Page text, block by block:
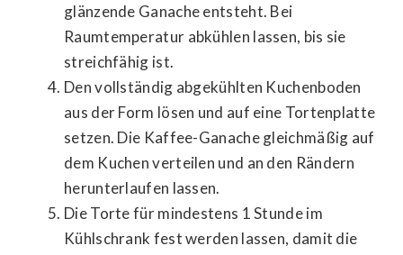
glänzende Ganache entsteht. Bei
Raumtemperatur abkühlen lassen, bis sie
streichfähig ist.
Den vollständig abgekühlten Kuchenboden
aus der Form lösen und auf eine Tortenplatte
setzen. Die Kaffee-Ganache gleichmäßig auf
dem Kuchen verteilen und an den Rändern
herunterlaufen lassen.
Die Torte für mindestens 1 Stunde im
Kühlschrank fest werden lassen, damit die